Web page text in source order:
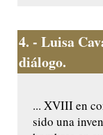
4. - Luisa
diálogo.
... XVIII en
sido una